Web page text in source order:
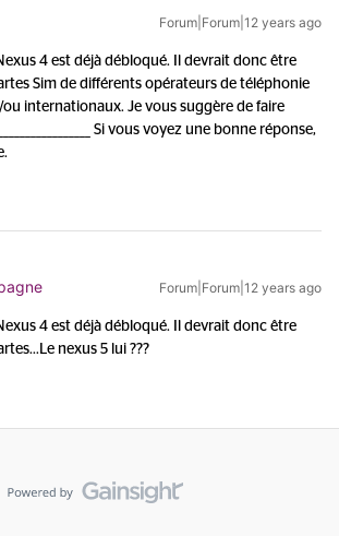
Forum|Forum|12 years ago
4 est déjà débloqué. Il devrait donc être
Sim de différents opérateurs de téléphonie
internationaux. Je vous suggère de faire
Si vous voyez une bonne réponse,
Forum|Forum|12 years ago
4 est déjà débloqué. Il devrait donc être
Le nexus 5 lui ???